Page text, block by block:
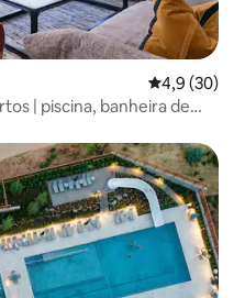
4,9 de uma
4,9 (30)
| piscina, banheira de